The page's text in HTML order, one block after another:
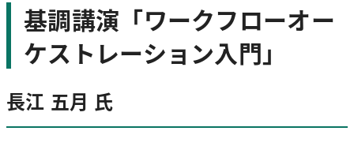
基調講演「ワークフローオー
ケストレーション入門」
長江 五月 氏